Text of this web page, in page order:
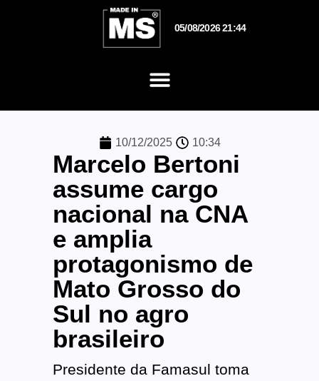
05/08/2026 21:44
10/12/2025 10:34
Marcelo Bertoni
assume cargo
nacional na CNA
e amplia
protagonismo de
Mato Grosso do
Sul no agro
brasileiro
Presidente da Famasul toma